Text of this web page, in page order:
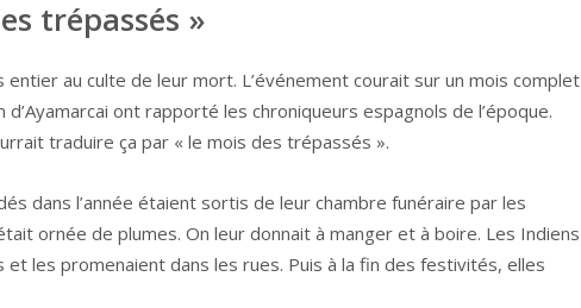
trépassés »
entier au culte de leur mort. L’événement courait sur un mois complet
ont rapporté les chroniqueurs espagnols de l’époque.
traduire ça par « le mois des trépassés ».
dans l’année étaient sortis de leur chambre funéraire par les
ornée de plumes. On leur donnait à manger et à boire. Les Indiens
les promenaient dans les rues. Puis à la fin des festivités, elles